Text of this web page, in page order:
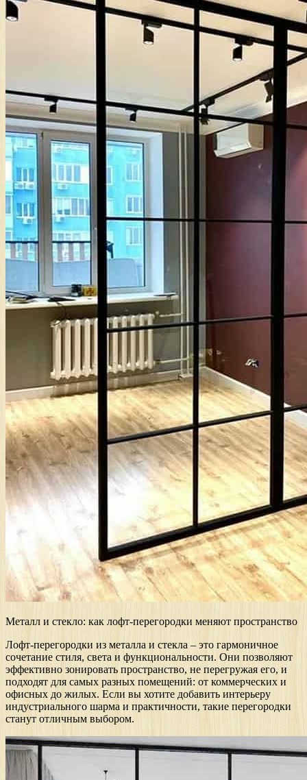
Металл и стекло: как лофт-перегородки меняют пространство
Лофт-перегородки из металла и стекла – это гармоничное
сочетание стиля, света и функциональности. Они позволяют
эффективно зонировать пространство, не перегружая его, и
подходят для самых разных помещений: от коммерческих и
офисных до жилых. Если вы хотите добавить интерьеру
индустриального шарма и практичности, такие перегородки
станут отличным выбором.